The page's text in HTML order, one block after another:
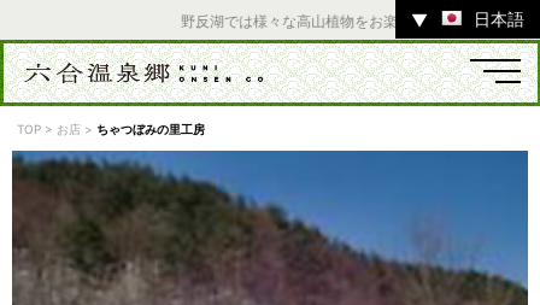
野反湖では様々な高山植物をお楽しみいただけます。
▼ 日本語
温泉 宿
TOP > お店 > ちゃつぼみの里工房